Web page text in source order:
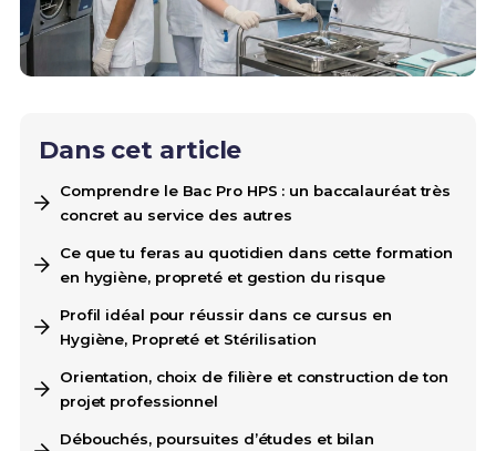
Dans cet article
Comprendre le Bac Pro HPS : un baccalauréat très
concret au service des autres
Ce que tu feras au quotidien dans cette formation
en hygiène, propreté et gestion du risque
Profil idéal pour réussir dans ce cursus en
Hygiène, Propreté et Stérilisation
Orientation, choix de filière et construction de ton
projet professionnel
Débouchés, poursuites d’études et bilan